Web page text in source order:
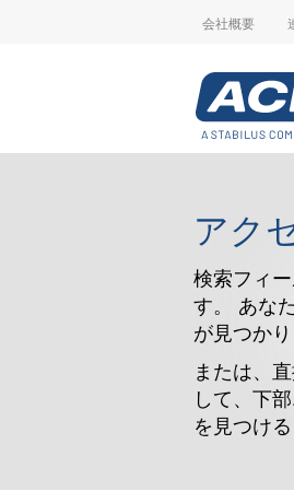
会社概要
アク
検索フィ
す。 あな
が見つかり
または、
して、下
を見つけ